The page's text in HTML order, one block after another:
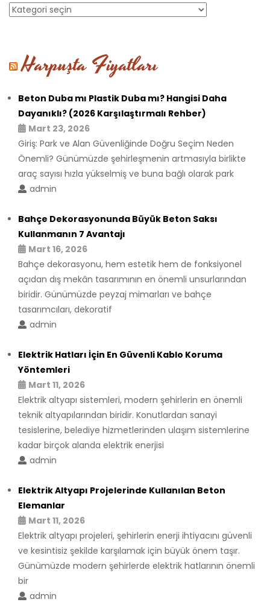
Kategoriler
Harpuşta Fiyatları
Beton Duba mı Plastik Duba mı? Hangisi Daha
Dayanıklı? (2026 Karşılaştırmalı Rehber)
Mart 23, 2026
Giriş: Park ve Alan Güvenliğinde Doğru Seçim Neden
Önemli? Günümüzde şehirleşmenin artmasıyla birlikte
araç sayısı hızla yükselmiş ve buna bağlı olarak park
admin
Bahçe Dekorasyonunda Büyük Beton Saksı
Kullanmanın 7 Avantajı
Mart 16, 2026
Bahçe dekorasyonu, hem estetik hem de fonksiyonel
açıdan dış mekân tasarımının en önemli unsurlarından
biridir. Günümüzde peyzaj mimarları ve bahçe
tasarımcıları, dekoratif
admin
Elektrik Hatları İçin En Güvenli Kablo Koruma
Yöntemleri
Mart 11, 2026
Elektrik altyapı sistemleri, modern şehirlerin en önemli
teknik altyapılarından biridir. Konutlardan sanayi
tesislerine, belediye hizmetlerinden ulaşım sistemlerine
kadar birçok alanda elektrik enerjisi
admin
Elektrik Altyapı Projelerinde Kullanılan Beton
Elemanlar
Mart 11, 2026
Elektrik altyapı projeleri, şehirlerin enerji ihtiyacını güvenli
ve kesintisiz şekilde karşılamak için büyük önem taşır.
Günümüzde modern şehirlerde elektrik hatlarının önemli
bir
admin